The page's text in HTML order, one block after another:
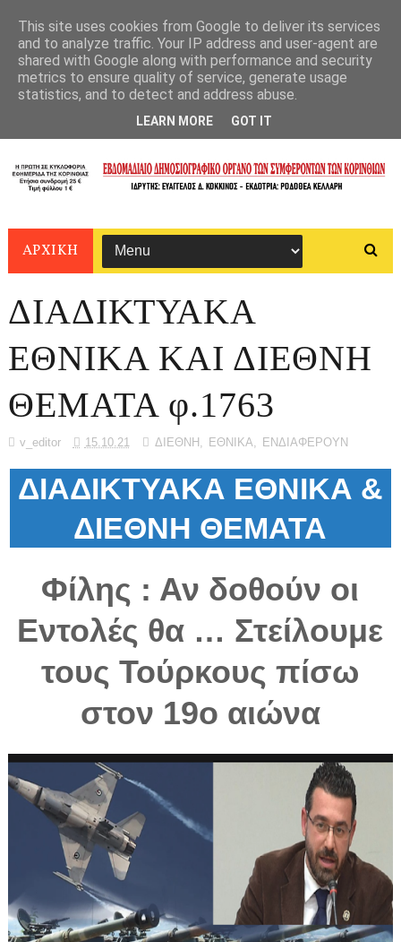
ΑΡΧΙΚΗ
ΔΙΑΔΙΚΤΥΑΚΑ
ΕΘΝΙΚΑ ΚΑΙ ΔΙΕΘΝΗ
ΘΕΜΑΤΑ φ.1763
v_editor 15.10.21 ΔΙΕΘΝΗ ΕΘΝΙΚΑ ΕΝΔΙΑΦΕΡΟΥΝ
ΔΙΑΔΙΚΤΥΑΚΑ ΕΘΝΙΚΑ &
ΔΙΕΘΝΗ ΘΕΜΑΤΑ
Φίλης : Αν δοθούν οι
Εντολές θα … Στείλουμε
τους Τούρκους πίσω
στον 19ο αιώνα
This site uses cookies from Google to deliver its services
and to analyze traffic. Your IP address and user-agent are
shared with Google along with performance and security
metrics to ensure quality of service, generate usage
statistics, and to detect and address abuse.
LEARN MORE GOT IT